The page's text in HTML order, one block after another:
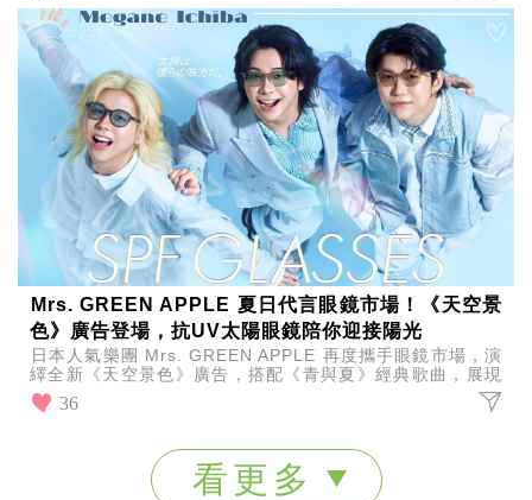
Mrs. GREEN APPLE 夏日代言眼鏡市場！《天空景
色》廣告登場，抗UV太陽眼鏡陪你迎接陽光
日本人氣樂團 Mrs. GREEN APPLE 再度攜手眼鏡市場，演
繹全新《天空景色》廣告，搭配《青與夏》經典歌曲，展現
夏日活力，同步推出全新抗UV太陽眼鏡。
36
看更多